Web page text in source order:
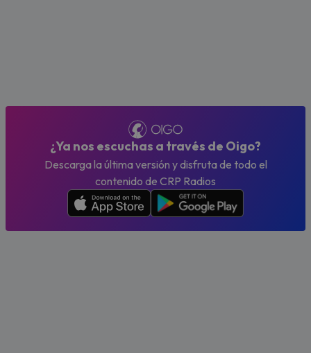
¿Ya nos escuchas a través de Oigo?
Descarga la última versión y disfruta de todo el
contenido de CRP Radios